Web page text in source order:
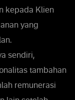
kepada Klien
yang
sendiri,
tambahan
remunerasi